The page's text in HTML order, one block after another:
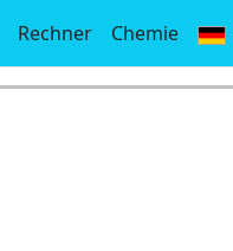
Rechner Chemie